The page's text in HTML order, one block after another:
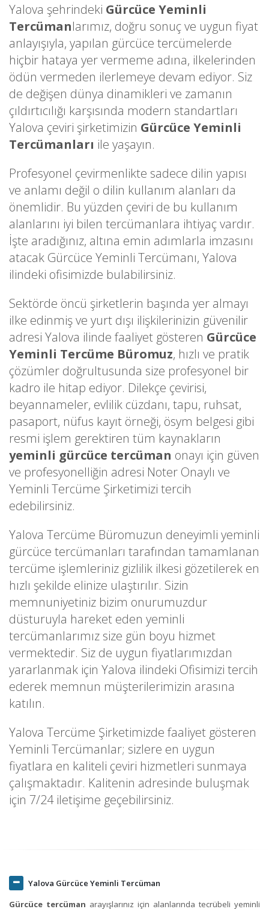
Yalova şehrindeki Gürcüce Yeminli
Tercümanlarımız, doğru sonuç ve uygun fiyat
anlayışıyla, yapılan gürcüce tercümelerde
hiçbir hataya yer vermeme adına, ilkelerinden
ödün vermeden ilerlemeye devam ediyor. Siz
de değişen dünya dinamikleri ve zamanın
çıldırtıcılığı karşısında modern standartları
Yalova çeviri şirketimizin Gürcüce Yeminli
Tercümanları ile yaşayın.
Profesyonel çevirmenlikte sadece dilin yapısı
ve anlamı değil o dilin kullanım alanları da
önemlidir. Bu yüzden çeviri de bu kullanım
alanlarını iyi bilen tercümanlara ihtiyaç vardır.
İşte aradığınız, altına emin adımlarla imzasını
atacak Gürcüce Yeminli Tercümanı, Yalova
ilindeki ofisimizde bulabilirsiniz.
Sektörde öncü şirketlerin başında yer almayı
ilke edinmiş ve yurt dışı ilişkilerinizin güvenilir
adresi Yalova ilinde faaliyet gösteren Gürcüce
Yeminli Tercüme Büromuz, hızlı ve pratik
çözümler doğrultusunda size profesyonel bir
kadro ile hitap ediyor. Dilekçe çevirisi,
beyannameler, evlilik cüzdanı, tapu, ruhsat,
pasaport, nüfus kayıt örneği, ösym belgesi gibi
resmi işlem gerektiren tüm kaynakların
yeminli gürcüce tercüman onayı için güven
ve profesyonelliğin adresi Noter Onaylı ve
Yeminli Tercüme Şirketimizi tercih
edebilirsiniz.
Yalova Tercüme Büromuzun deneyimli yeminli
gürcüce tercümanları tarafından tamamlanan
tercüme işlemleriniz gizlilik ilkesi gözetilerek en
hızlı şekilde elinize ulaştırılır. Sizin
memnuniyetiniz bizim onurumuzdur
düsturuyla hareket eden yeminli
tercümanlarımız size gün boyu hizmet
vermektedir. Siz de uygun fiyatlarımızdan
yararlanmak için Yalova ilindeki Ofisimizi tercih
ederek memnun müşterilerimizin arasına
katılın.
Yalova Tercüme Şirketimizde faaliyet gösteren
Yeminli Tercümanlar; sizlere en uygun
fiyatlara en kaliteli çeviri hizmetleri sunmaya
çalışmaktadır. Kalitenin adresinde buluşmak
için 7/24 iletişime geçebilirsiniz.
Yalova Gürcüce Yeminli Tercüman
Gürcüce tercüman arayışlarınız için alanlarında tecrübeli yeminli